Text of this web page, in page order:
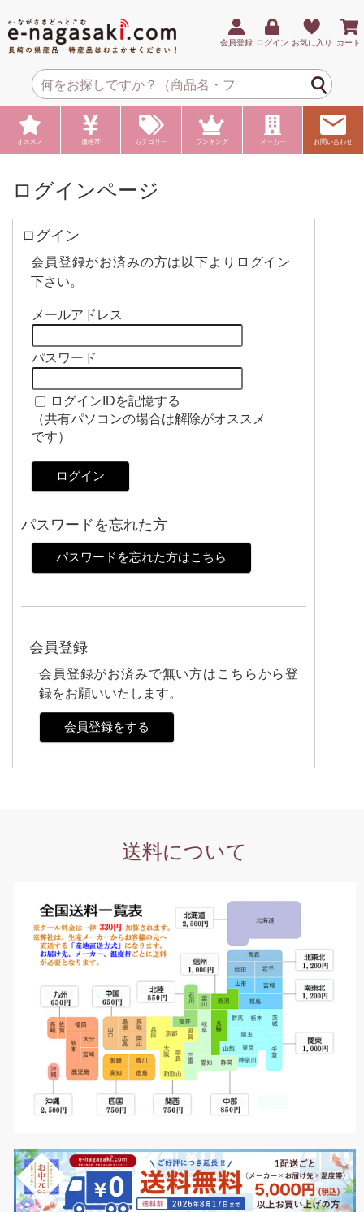
会員登録 ログイン お気に入り カート
オススメ 価格帯 カテゴリー ランキング メーカー お問い合わせ
ログインページ
ログイン
会員登録がお済みの方は以下よりログイン
下さい。
メールアドレス
パスワード
ログインIDを記憶する
（共有パソコンの場合は解除がオススメ
です）
ログイン
パスワードを忘れた方
パスワードを忘れた方はこちら
会員登録
会員登録がお済みで無い方はこちらから登
録をお願いいたします。
会員登録をする
送料について